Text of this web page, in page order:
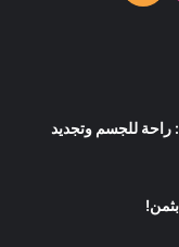
راحة للجسم وتجديد